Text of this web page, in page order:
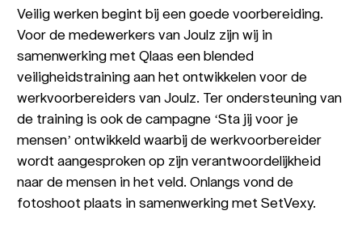
Veilig werken begint bij een goede voorbereiding.
Voor de medewerkers van Joulz zijn wij in
samenwerking met Qlaas een blended
veiligheidstraining aan het ontwikkelen voor de
werkvoorbereiders van Joulz. Ter ondersteuning van
de training is ook de campagne ‘Sta jij voor je
mensen’ ontwikkeld waarbij de werkvoorbereider
wordt aangesproken op zijn verantwoordelijkheid
naar de mensen in het veld. Onlangs vond de
fotoshoot plaats in samenwerking met SetVexy.